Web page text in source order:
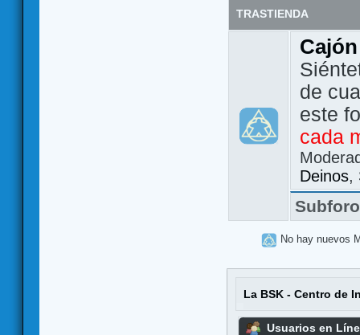
TRASTIENDA
de
este
cada
Deinos,
No hay nuevos
La BSK - Centro de
Usuarios en